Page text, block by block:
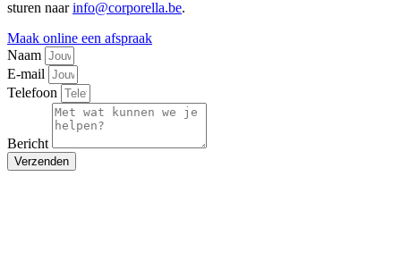
sturen naarinfo@corporella.be.
Maak online een afspraak
Naam
E-mail
Telefoon
Bericht
Verzenden